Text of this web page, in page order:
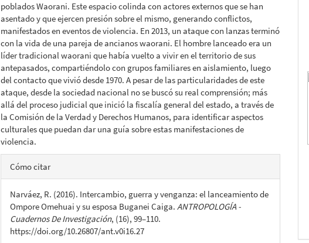
poblados Waorani. Este espacio colinda con actores externos que se han
asentado y que ejercen presión sobre el mismo, generando conflictos,
manifestados en eventos de violencia. En 2013, un ataque con lanzas terminó
con la vida de una pareja de ancianos waorani. El hombre lanceado era un
líder tradicional waorani que había vuelto a vivir en el territorio de sus
antepasados, compartiéndolo con grupos familiares en aislamiento, luego
del contacto que vivió desde 1970. A pesar de las particularidades de este
ataque, desde la sociedad nacional no se buscó su real comprensión; más
allá del proceso judicial que inició la fiscalía general del estado, a través de
la Comisión de la Verdad y Derechos Humanos, para identificar aspectos
culturales que puedan dar una guía sobre estas manifestaciones de
violencia.
Detalles
del
artículo
Cómo citar
Narváez, R. (2016). Intercambio, guerra y venganza: el lanceamiento de
Ompore Omehuai y su esposa Buganei Caiga.ANTROPOLOGÍA -
Cuadernos De Investigación, (16), 99–110.
https://doi.org/10.26807/ant.v0i16.27